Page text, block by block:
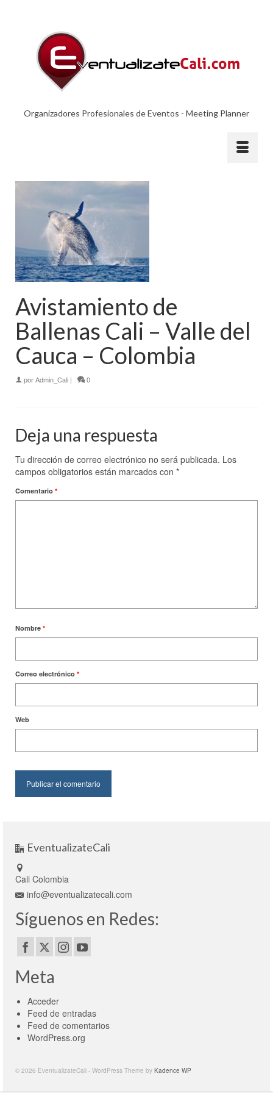
Organizadores Profesionales de Eventos - Meeting Planner
Avistamiento de
Ballenas Cali – Valle del
Cauca – Colombia
porAdmin_Cali | 0
Deja una respuesta
Tu dirección de correo electrónico no será publicada. Los
campos obligatorios están marcados con *
Comentario *
Nombre *
Correo electrónico *
Web
EventualizateCali
Cali Colombia
info@eventualizatecali.com
Síguenos en Redes:
Meta
Acceder
Feed de entradas
Feed de comentarios
WordPress.org
© 2026 EventualizateCali - WordPress Theme by Kadence WP